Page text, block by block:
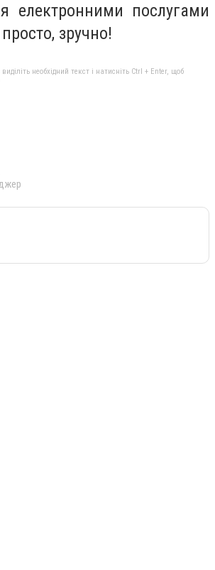
електронними послугами
зручно!
необхідний текст і натисніть Ctrl + Enter, щоб